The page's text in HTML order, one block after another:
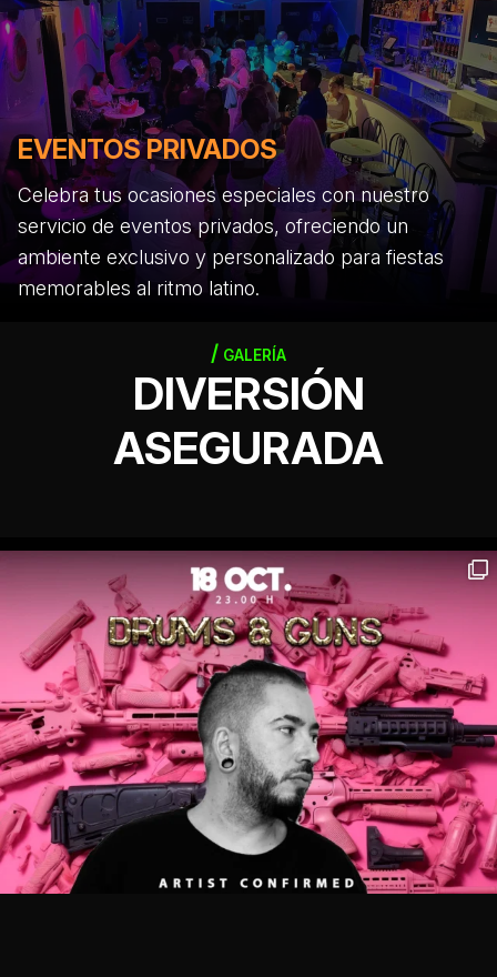
EVENTOS PRIVADOS
Celebra tus ocasiones especiales con nuestro
servicio de eventos privados, ofreciendo un
ambiente exclusivo y personalizado para fiestas
memorables al ritmo latino.
GALERÍA
DIVERSIÓN
ASEGURADA